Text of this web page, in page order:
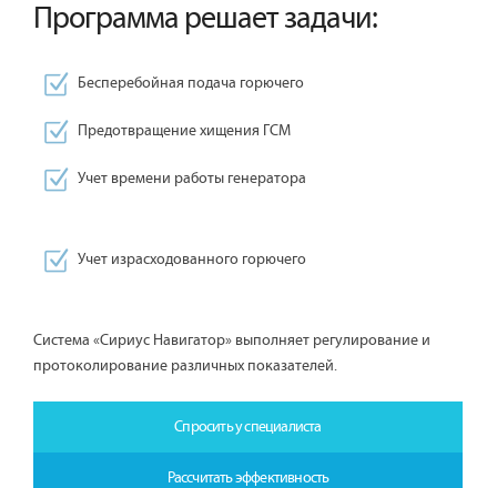
Программа решает задачи:
Бесперебойная подача горючего
Предотвращение хищения ГСМ
Учет времени работы генератора
Учет израсходованного горючего
Система «Сириус Навигатор» выполняет регулирование и
протоколирование различных показателей.
Спросить у специалиста
Рассчитать эффективность